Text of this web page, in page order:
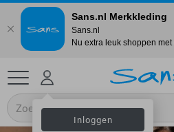
Inloggen
Sans.nl Merkkleding
Sans.nl
Nu extra leuk shoppen met